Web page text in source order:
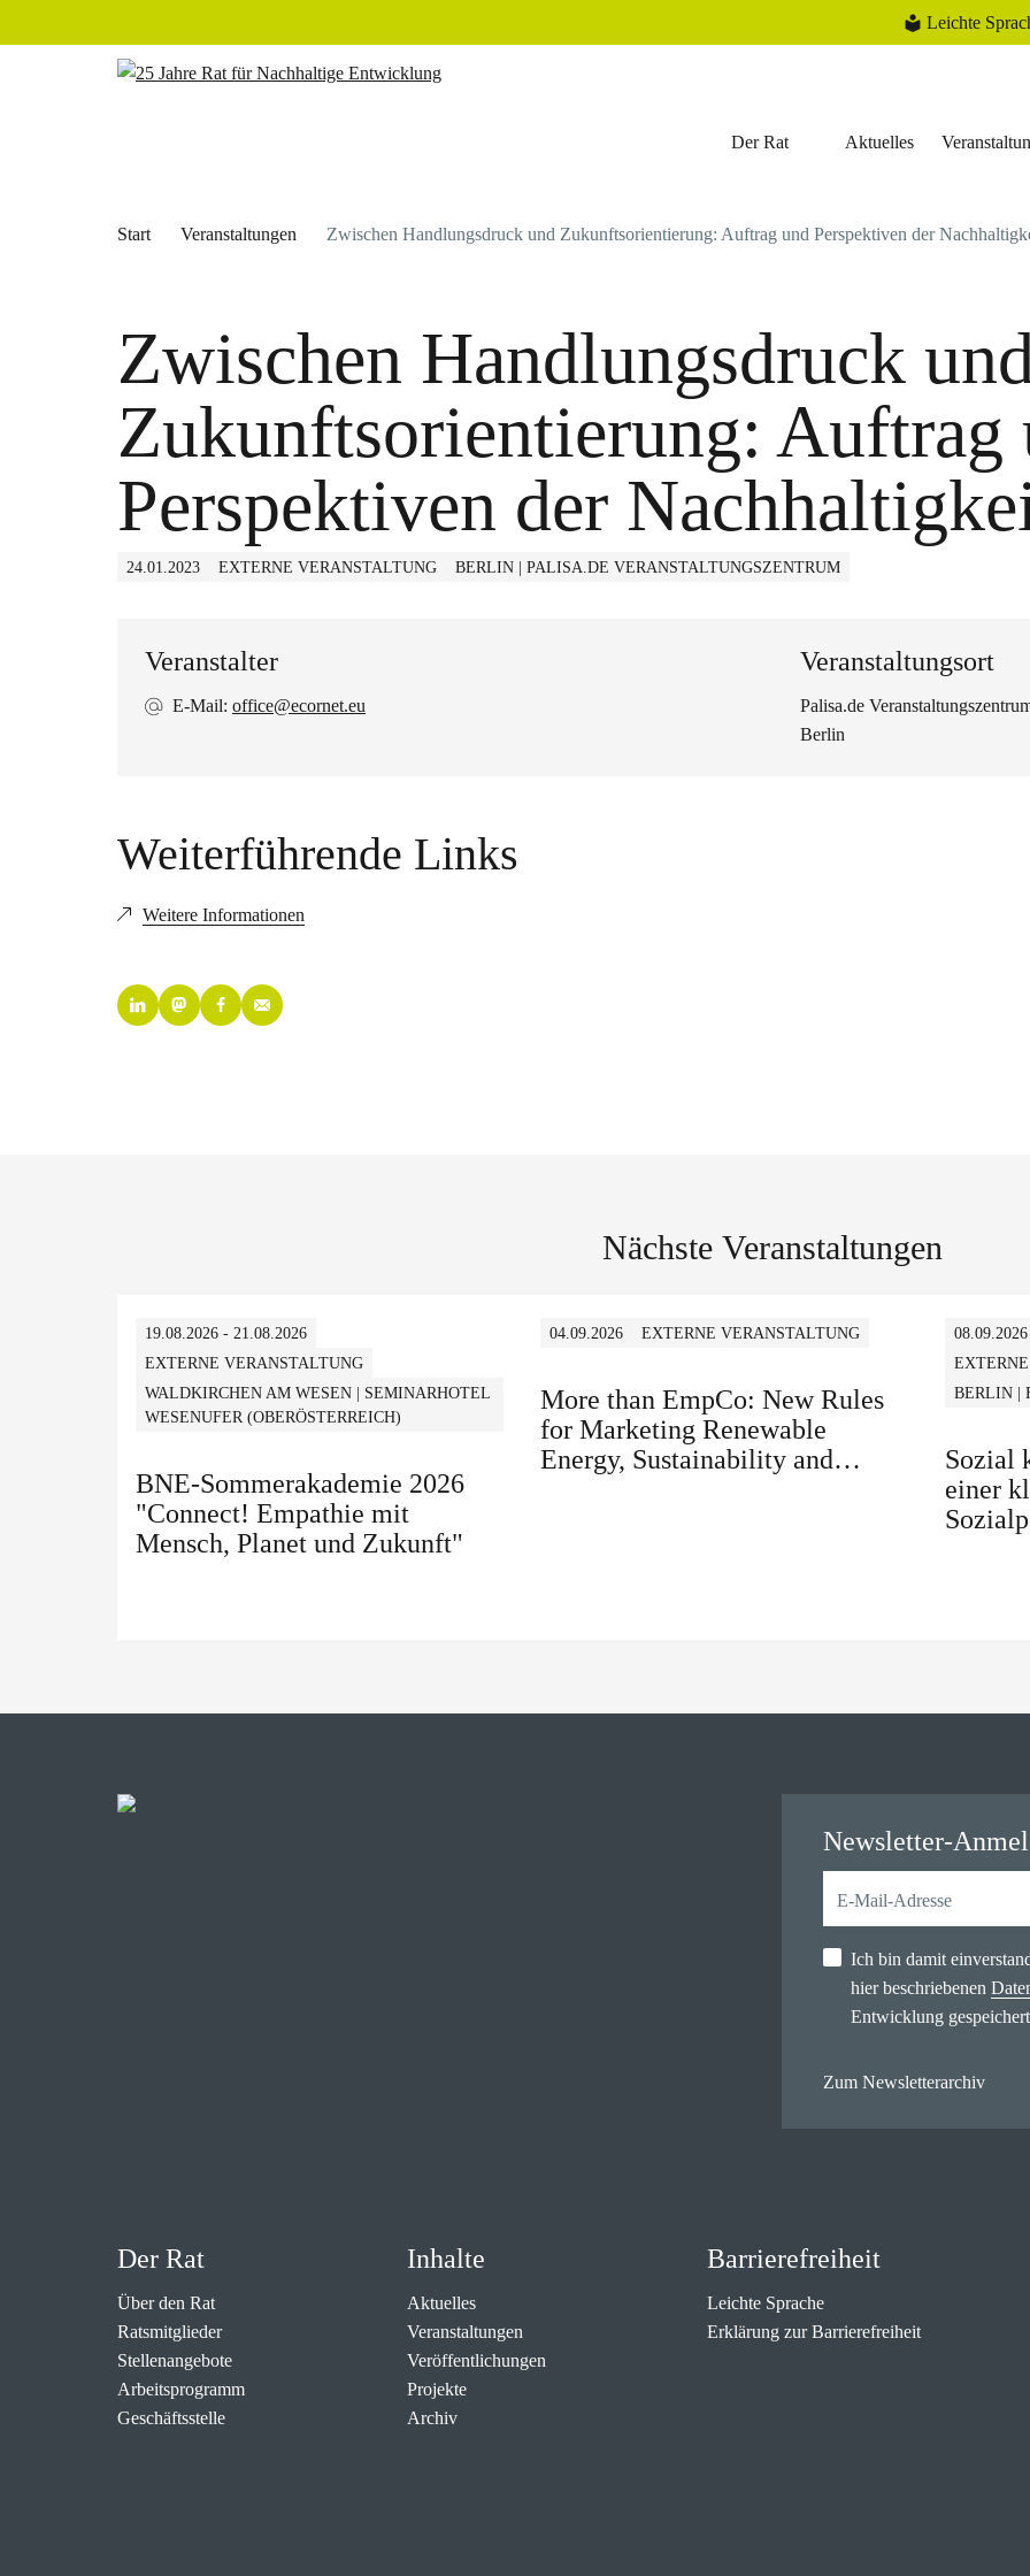
Leichte
Der Rat Aktuelles
Start Veranstaltungen Zwischen Handlungsdruck und Zukunftsorientierung: Auftrag und Perspektiven der
Zwischen Handlungsdruck
Zukunftsorientierung: Auftrag
Perspektiven der
24.01.2023 EXTERNE VERANSTALTUNG BERLIN | PALISA.DE VERANSTALTUNGSZENTRUM
Veranstalter
E-Mail: office@ecornet.eu
Veranstaltungsort
Palisa.de
Berlin
Weiterführende Links
Weitere Informationen
Nächste Veranstaltungen
19.08.2026 - 21.08.2026
EXTERNE VERANSTALTUNG
WALDKIRCHEN AM WESEN | SEMINARHOTEL
WESENUFER (OBERÖSTERREICH)
BNE-Sommerakademie 2026
"Connect! Empathie mit
Mensch, Planet und Zukunft"
04.09.2026 EXTERNE VERANSTALTUNG
More than EmpCo: New Rules
for Marketing Renewable
Energy, Sustainability and
BERLIN |
Sozial
einer
Newsletter-
Ich bin damit
hier beschriebenen
Entwicklung
Zum Newsletterarchiv
Der Rat
Über den Rat
Ratsmitglieder
Stellenangebote
Arbeitsprogramm
Geschäftsstelle
Inhalte
Aktuelles
Veranstaltungen
Veröffentlichungen
Projekte
Archiv
Barrierefreiheit
Leichte Sprache
Erklärung zur Barrierefreiheit